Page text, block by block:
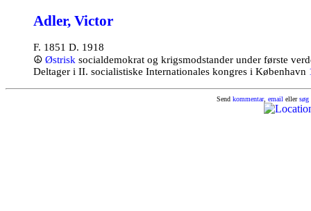
Adler, Victor
F. 1851 D. 1918
☮ Østrisk socialdemokrat og krigsmodstander under første
Deltager i II. socialistiske Internationales kongres i København
Send kommentar, email ellersøg